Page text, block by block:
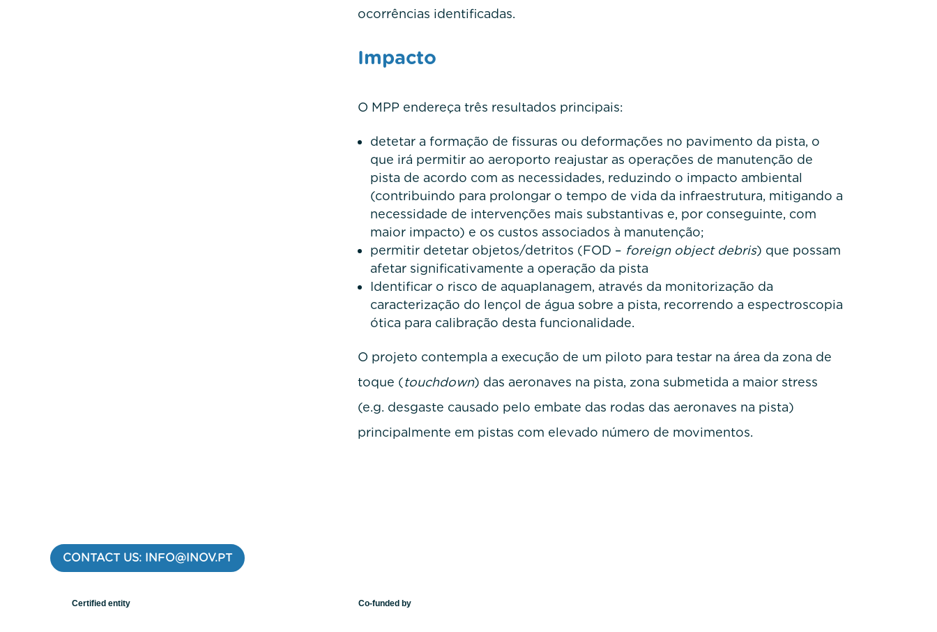
ocorrências identificadas.
Impacto
O MPP endereça três resultados principais:
detetar a formação de fissuras ou deformações no pavimento da pista, o
que irá permitir ao aeroporto reajustar as operações de manutenção de
pista de acordo com as necessidades, reduzindo o impacto ambiental
(contribuindo para prolongar o tempo de vida da infraestrutura, mitigando a
necessidade de intervenções mais substantivas e, por conseguinte, com
maior impacto) e os custos associados à manutenção;
permitir detetar objetos/detritos (FOD – foreign object debris) que possam
afetar significativamente a operação da pista
Identificar o risco de aquaplanagem, através da monitorização da
caracterização do lençol de água sobre a pista, recorrendo a espectroscopia
ótica para calibração desta funcionalidade.
O projeto contempla a execução de um piloto para testar na área da zona de
toque (touchdown) das aeronaves na pista, zona submetida a maior stress
(e.g. desgaste causado pelo embate das rodas das aeronaves na pista)
principalmente em pistas com elevado número de movimentos.
CONTACT US: INFO@INOV.PT
Certified entity Co-funded by